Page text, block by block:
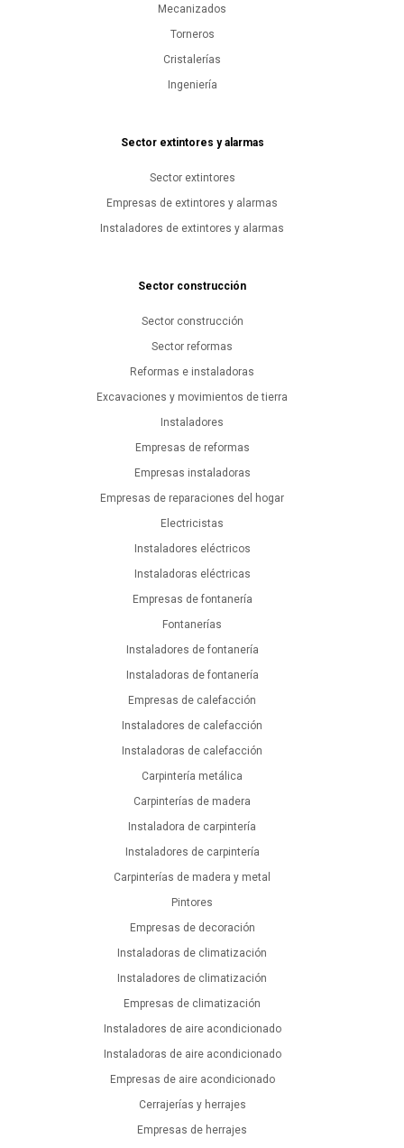
Mecanizados
Torneros
Cristalerías
Ingeniería
Sector extintores y alarmas
Sector extintores
Empresas de extintores y alarmas
Instaladores de extintores y alarmas
Sector construcción
Sector construcción
Sector reformas
Reformas e instaladoras
Excavaciones y movimientos de tierra
Instaladores
Empresas de reformas
Empresas instaladoras
Empresas de reparaciones del hogar
Electricistas
Instaladores eléctricos
Instaladoras eléctricas
Empresas de fontanería
Fontanerías
Instaladores de fontanería
Instaladoras de fontanería
Empresas de calefacción
Instaladores de calefacción
Instaladoras de calefacción
Carpintería metálica
Carpinterías de madera
Instaladora de carpintería
Instaladores de carpintería
Carpinterías de madera y metal
Pintores
Empresas de decoración
Instaladoras de climatización
Instaladores de climatización
Empresas de climatización
Instaladores de aire acondicionado
Instaladoras de aire acondicionado
Empresas de aire acondicionado
Cerrajerías y herrajes
Empresas de herrajes